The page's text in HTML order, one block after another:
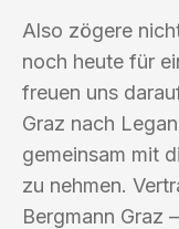
Also zögere
noch heute für
freuen uns
Graz nach
gemeinsam mit
zu nehmen.
Bergmann Graz